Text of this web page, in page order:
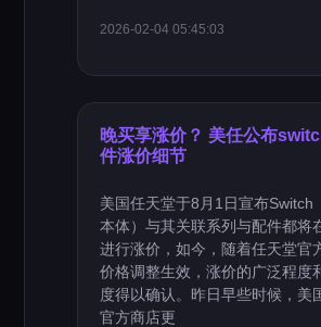
2026-02-04 05:45:03
晚买享涨价？ 美任公布
件涨价细节
美国任天堂于8月1日宣布Switch
本体）与其关联系列与配件都将
进行涨价，如今，随着任天堂官
价格调整生效，涨价的广泛程度
度得以确认。昨日早些时候，美
官方商店更